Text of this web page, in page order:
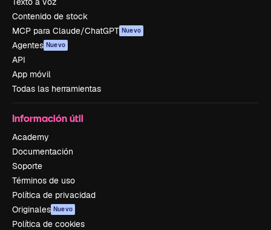
Contenido de stock
MCP para Claude/ChatGPT Nuevo
Agentes Nuevo
API
App móvil
Todas las herramientas
Información útil
Academy
Documentación
Soporte
Términos de uso
Política de privacidad
Originales Nuevo
Política de cookies